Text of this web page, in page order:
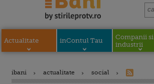
Actualitate inContul Tau
Companii si
industrii
ibani actualitate social